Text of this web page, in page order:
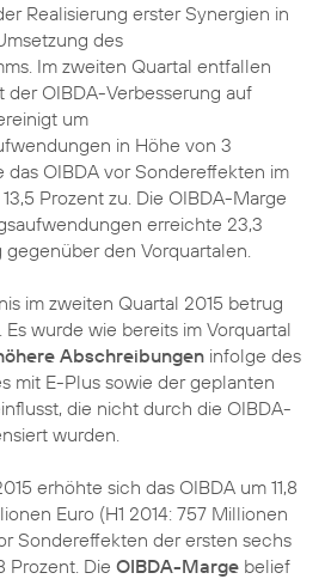
Realisierung erster Synergien in
des
Im zweiten Quartal entfallen
der OIBDA-Verbesserung auf
um
in Höhe von 3
das OIBDA vor Sondereffekten im
Prozent zu. Die OIBDA-Marge
erreichte 23,3
gegenüber den Vorquartalen.
im zweiten Quartal 2015 betrug
wurde wie bereits im Vorquartal
Abschreibungen infolge des
mit E-Plus sowie der geplanten
die nicht durch die OIBDA-
wurden.
erhöhte sich das OIBDA um 11,8
Euro (H1 2014: 757 Millionen
Sondereffekten der ersten sechs
Prozent. Die OIBDA-Marge belief